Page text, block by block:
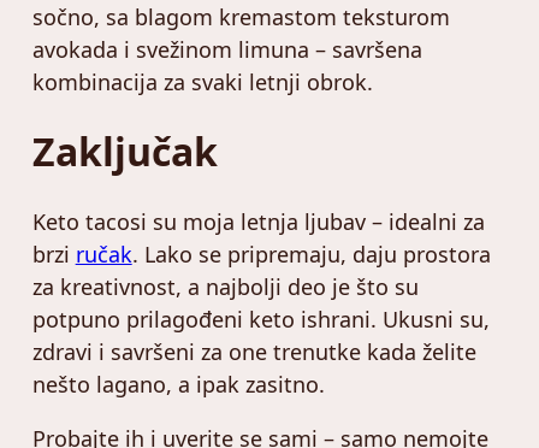
sočno, sa blagom kremastom teksturom
avokada i svežinom limuna – savršena
kombinacija za svaki letnji obrok.
Zaključak
Keto tacosi su moja letnja ljubav – idealni za
brzi ručak. Lako se pripremaju, daju prostora
za kreativnost, a najbolji deo je što su
potpuno prilagođeni keto ishrani. Ukusni su,
zdravi i savršeni za one trenutke kada želite
nešto lagano, a ipak zasitno.
Probajte ih i uverite se sami – samo nemojte